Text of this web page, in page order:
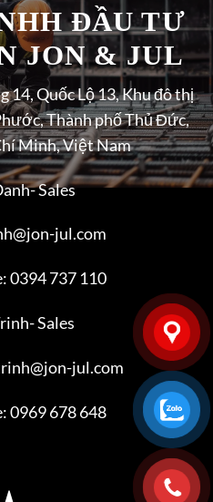
ĐẦU TƯ
JON & JUL
14, Quốc Lộ 13, Khu đô thị
Thành phố Thủ Đức,
Minh, Việt Nam
Sales
jul.com
0394 737 110
Sales
jul.com
0969 678 648